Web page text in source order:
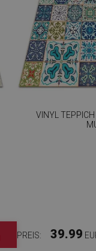
VINYL
PREIS: 39.99